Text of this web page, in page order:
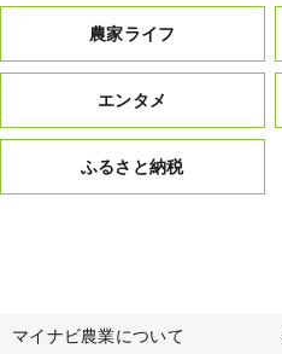
農家ライフ
エンタメ
ふるさと納税
マイナビ農業について